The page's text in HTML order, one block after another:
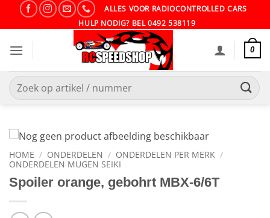
ALLES VOOR RADIOCONTROLLED CARS
HULP NODIG? BEL 0492 538119
0
Zoeken
naar:
HOME / ONDERDELEN / ONDERDELEN PER MERK /
ONDERDELEN MUGEN SEIKI
Spoiler orange, gebohrt MBX-6/6T